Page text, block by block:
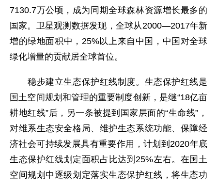
7130.7万公顷，成为同期全球森林资源增长最多的
国家。卫星观测数据发现，全球从2000—2017年新
增的绿地面积中，25%以上来自中国，中国对全球
绿化增量的贡献居全球首位。
稳步建立生态保护红线制度。生态保护红线是
国土空间规划和管理的重要制度创新，是继“18亿亩
耕地红线”后，另一条被提到国家层面的“生命线”，
对维系生态安全格局、维护生态系统功能、保障经
济社会可持续发展具有重要作用，计划到2020年底
生态保护红线划定面积占比达到25%左右。在国土
空间规划中逐级划定落实生态保护红线，将生态功